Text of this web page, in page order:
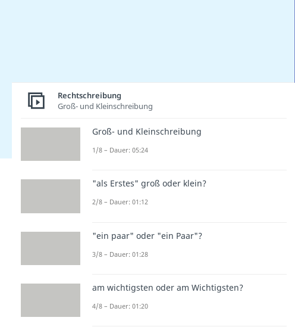
Rechtschreibung
Groß- und Kleinschreibung
Groß- und Kleinschreibung
1/8 – Dauer: 05:24
"als Erstes" groß oder klein?
2/8 – Dauer: 01:12
"ein paar" oder "ein Paar"?
3/8 – Dauer: 01:28
am wichtigsten oder am Wichtigsten?
4/8 – Dauer: 01:20